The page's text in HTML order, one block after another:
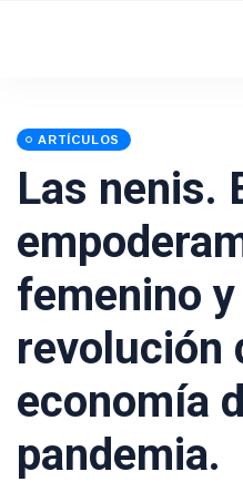
ARTÍCULOS
Las nenis.
femenino
revolución
economía
pandemia.